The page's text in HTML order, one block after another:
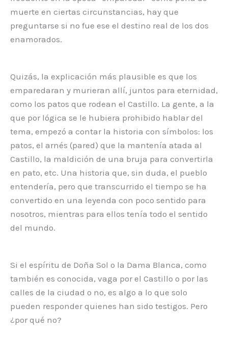
muerte en ciertas circunstancias, hay que
preguntarse si no fue ese el destino real de los dos
enamorados.
Quizás, la explicación más plausible es que los
emparedaran y murieran allí, juntos para eternidad,
como los patos que rodean el Castillo. La gente, a la
que por lógica se le hubiera prohibido hablar del
tema, empezó a contar la historia con símbolos: los
patos, el arnés (pared) que la mantenía atada al
Castillo, la maldición de una bruja para convertirla
en pato, etc. Una historia que, sin duda, el pueblo
entendería, pero que transcurrido el tiempo se ha
convertido en una leyenda con poco sentido para
nosotros, mientras para ellos tenía todo el sentido
del mundo.
Si el espíritu de Doña Sol o la Dama Blanca, como
también es conocida, vaga por el Castillo o por las
calles de la ciudad o no, es algo a lo que solo
pueden responder quienes han sido testigos. Pero
¿por qué no?